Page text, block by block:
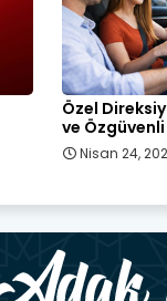
Özel
ve Özgüvenli
Nisan 24,